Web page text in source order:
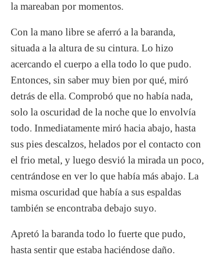
la mareaban por momentos.
Con la mano libre se aferró a la baranda,
situada a la altura de su cintura. Lo hizo
acercando el cuerpo a ella todo lo que pudo.
Entonces, sin saber muy bien por qué, miró
detrás de ella. Comprobó que no había nada,
solo la oscuridad de la noche que lo envolvía
todo. Inmediatamente miró hacia abajo, hasta
sus pies descalzos, helados por el contacto con
el frio metal, y luego desvió la mirada un poco,
centrándose en ver lo que había más abajo. La
misma oscuridad que había a sus espaldas
también se encontraba debajo suyo.
Apretó la baranda todo lo fuerte que pudo,
hasta sentir que estaba haciéndose daño.